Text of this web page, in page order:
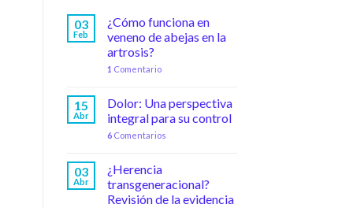
03
Feb
¿Cómo funciona en
veneno de abejas en la
artrosis?
1 Comentario
15
Abr
Dolor: Una perspectiva
integral para su control
6Comentarios
03
Abr
¿Herencia
transgeneracional?
Revisión de la evidencia